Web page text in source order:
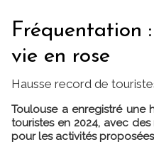
Fréquentation
vie en rose
Hausse record de
Toulouse a enregistré une
touristes en 2024, avec
pour les activités